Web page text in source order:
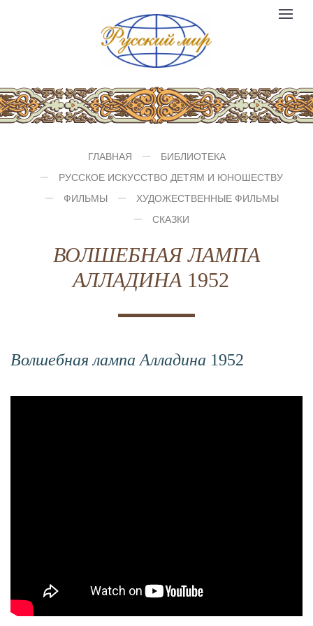
Компания
logo
Toggle
ГЛАВНАЯ
БИБЛИОТЕКА
РУССКОЕ ИСКУССТВО ДЕТЯМ И ЮНОШЕСТВУ
ФИЛЬМЫ
ХУДОЖЕСТВЕННЫЕ ФИЛЬМЫ
СКАЗКИ
ВОЛШЕБНАЯ ЛАМПА
АЛЛАДИНА 1952
Волшебная лампа Алладина 1952